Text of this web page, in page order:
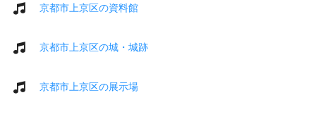
京都市上京区の資料館
京都市上京区の城・城跡
京都市上京区の展示場